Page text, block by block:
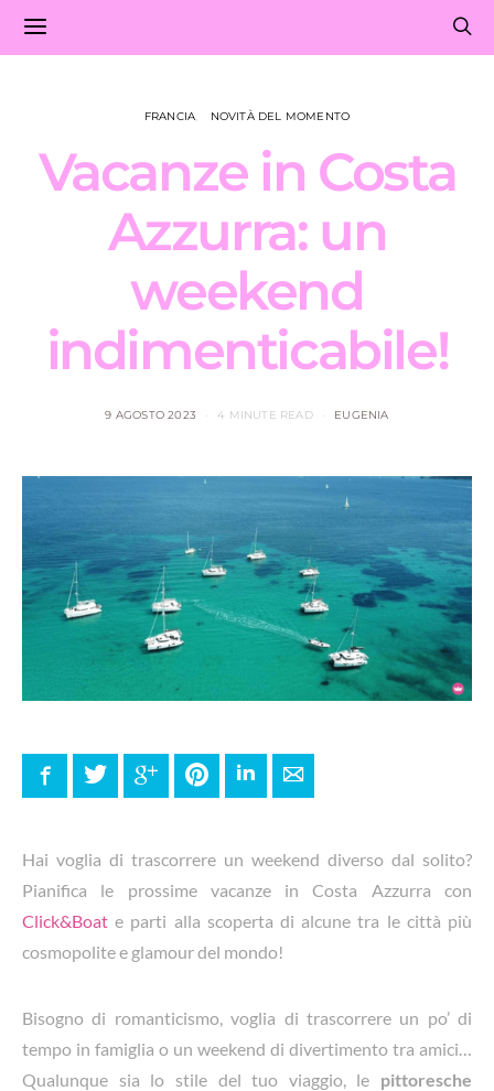
FRANCIA NOVITÀ DEL MOMENTO
Vacanze in Costa
Azzurra: un
weekend
indimenticabile!
9 AGOSTO 2023 4 MINUTE READ EUGENIA
FacebookTwitter Google+ PinterestLinkedInE-mail
Hai voglia di trascorrere un weekend diverso dal solito?
Pianifica le prossime vacanze in Costa Azzurra con
Click&Boat e parti alla scoperta di alcune tra le città più
cosmopolite e glamour del mondo!
Bisogno di romanticismo, voglia di trascorrere un po’ di
tempo in famiglia o un weekend di divertimento tra amici…
Qualunque sia lo stile del tuo viaggio, le pittoresche